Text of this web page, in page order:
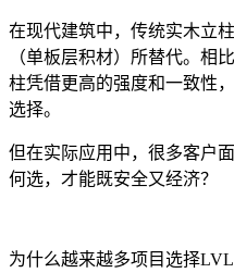
在现代建筑中，传统实木立
（单板层积材）所替代。相
柱凭借更高的强度和一致性
选择。
但在实际应用中，很多客户
何选，才能既安全又经济？
为什么越来越多项目选择LVL